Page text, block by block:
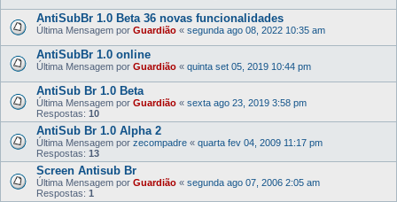
AntiSubBr 1.0 Beta 36 novas funcionalidades
Última Mensagem por Guardião « segunda ago 08, 2022 10:35 am
AntiSubBr 1.0 online
Última Mensagem por Guardião « quinta set 05, 2019 10:44 pm
AntiSub Br 1.0 Beta
Última Mensagem por Guardião « sexta ago 23, 2019 3:58 pm
Respostas: 10
AntiSub Br 1.0 Alpha 2
Última Mensagem por zecompadre « quarta fev 04, 2009 11:17 pm
Respostas: 13
Screen Antisub Br
Última Mensagem por Guardião « segunda ago 07, 2006 2:05 am
Respostas: 1